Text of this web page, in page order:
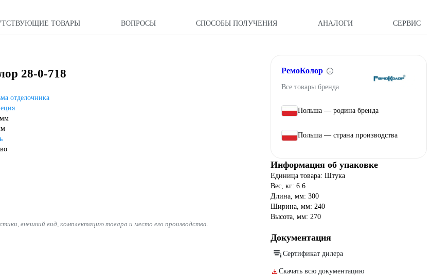
ТОВАРЫ ВОПРОСЫ СПОСОБЫ ПОЛУЧЕНИЯ АНАЛОГИ СЕРВИС
28-0-718
отделочника
внешний вид, комплектацию товара и место его производства.
РемоКолор
Все товары бренда
Польша — родина бренда
Польша — страна производства
Информация об упаковке
Единица товара: Штука
Вес, кг: 6.6
Длина, мм: 300
Ширина, мм: 240
Высота, мм: 270
Документация
Сертификат дилера
Скачать всю документацию